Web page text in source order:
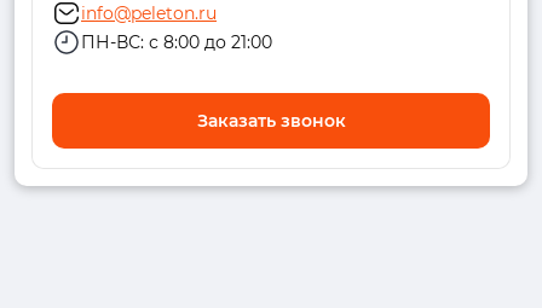
info@peleton.ru
ПН-ВС: с 8:00 до 21:00
Заказать звонок